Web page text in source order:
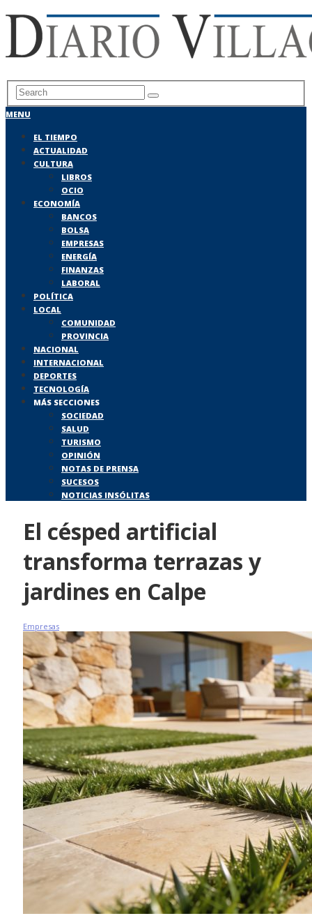
MENU
EL TIEMPO
ACTUALIDAD
CULTURA
LIBROS
OCIO
ECONOMÍA
BANCOS
BOLSA
EMPRESAS
ENERGÍA
FINANZAS
LABORAL
POLÍTICA
LOCAL
COMUNIDAD
PROVINCIA
NACIONAL
INTERNACIONAL
DEPORTES
TECNOLOGÍA
MÁS SECCIONES
SOCIEDAD
SALUD
TURISMO
OPINIÓN
NOTAS DE PRENSA
SUCESOS
NOTICIAS INSÓLITAS
El césped artificial
transforma terrazas y
jardines en Calpe
Empresas